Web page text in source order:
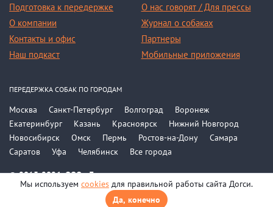
Подготовка к передержке
О компании
Контакты и офис
Наш подкаст
О нас говорят / Для прессы
Журнал о собаках
Партнеры
Мобильные приложения
© 2015-2026, ООО «Догси»
Политика конфиденциальности
ПЕРЕДЕРЖКА СОБАК ПО ГОРОДАМ
Москва Санкт-Петербург Волгоград
Воронеж
Екатеринбург
Казань Красноярск
Нижний Новгород
Новосибирск
Омск Пермь Ростов-на-Дону
Самара
Саратов
Уфа Челябинск Все города
Мы используем cookies для правильной работы сайта Догси.
Да, конечно